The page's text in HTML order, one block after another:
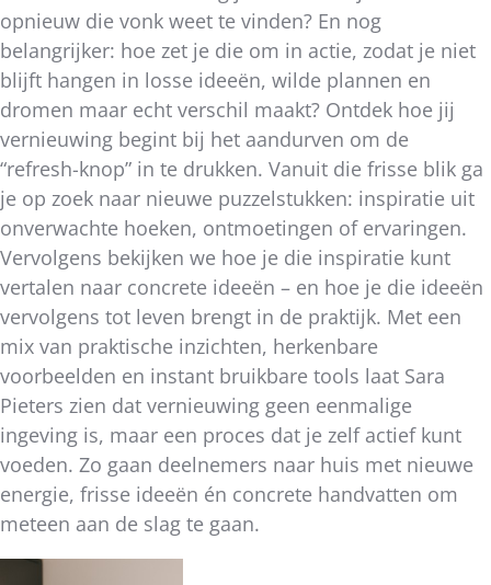
opnieuw die vonk weet te vinden? En nog
belangrijker: hoe zet je die om in actie, zodat je niet
blijft hangen in losse ideeën, wilde plannen en
dromen maar echt verschil maakt? Ontdek hoe jij
vernieuwing begint bij het aandurven om de
“refresh-knop” in te drukken. Vanuit die frisse blik ga
je op zoek naar nieuwe puzzelstukken: inspiratie uit
onverwachte hoeken, ontmoetingen of ervaringen.
Vervolgens bekijken we hoe je die inspiratie kunt
vertalen naar concrete ideeën – en hoe je die ideeën
vervolgens tot leven brengt in de praktijk. Met een
mix van praktische inzichten, herkenbare
voorbeelden en instant bruikbare tools laat Sara
Pieters zien dat vernieuwing geen eenmalige
ingeving is, maar een proces dat je zelf actief kunt
voeden. Zo gaan deelnemers naar huis met nieuwe
energie, frisse ideeën én concrete handvatten om
meteen aan de slag te gaan.